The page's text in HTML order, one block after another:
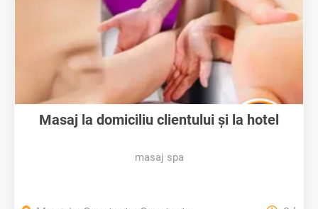
Masaj la domiciliu clientului și la hotel
masaj spa